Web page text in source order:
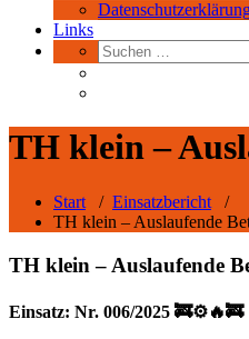
TH klein –
Start/Einsatzbericht/
TH klein – Auslaufende
Einsatz: Nr. 006/2025 🚒⚙️🔥🚒